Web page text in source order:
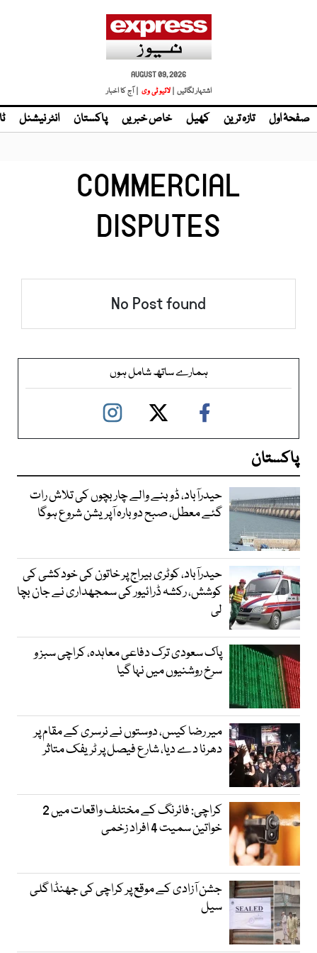
AUGUST 09, 2026
اشتہار لگائیں | لائیو ٹی وی | آج کا اخبار
صفحۂ اول تازہ ترین کھیل خاص خبریں پاکستان انٹر نیشنل
COMMERCIAL
DISPUTES
No Post found
ہمارے ساتھ شامل ہوں
پاکستان
حیدرآباد، ڈوبنے والے چار بچوں کی تلاش رات
گئے معطل، صبح دوبارہ آپریشن شروع ہوگا
حیدرآباد، کوٹری بیراج پر خاتون کی خودکشی کی
کوشش، رکشہ ڈرائیور کی سمجھداری نے جان بچا
لی
پاک سعودی ترک دفاعی معاہدہ، کراچی سبز و
سرخ روشنیوں میں نہا گیا
میر رضا کیس، دوستوں نے نرسری کے مقام پر
دھرنا دے دیا، شارع فیصل پر ٹریفک متاثر
کراچی: فائرنگ کے مختلف واقعات میں 2
خواتین سمیت 4 افراد زخمی
جشن آزادی کے موقع پر کراچی کی جھنڈا گلی
سیل